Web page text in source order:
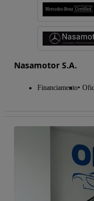
Nasamotor S.A.
Financiamento